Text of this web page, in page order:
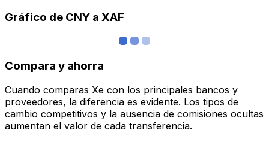
Gráfico de CNY a XAF
Compara y ahorra
Cuando comparas Xe con los principales bancos y
proveedores, la diferencia es evidente. Los tipos de
cambio competitivos y la ausencia de comisiones ocultas
aumentan el valor de cada transferencia.